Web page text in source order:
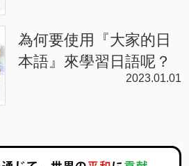
為何要使用『大家的日
本語』來學習日語呢？
2023.01.01